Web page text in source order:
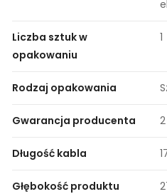
Liczba sztuk w
opakowaniu
1
Rodzaj opakowania
Gwarancja producenta
Długość kabla
Głębokość produktu